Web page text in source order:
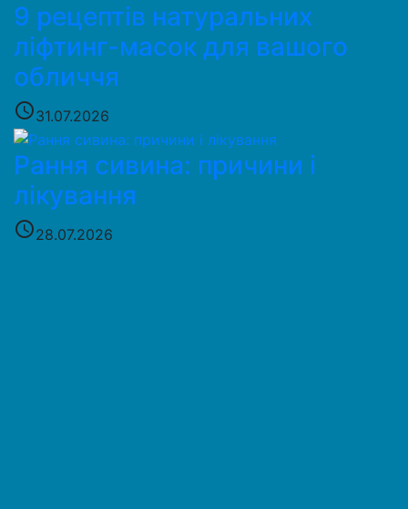
9 рецептів натуральних
ліфтинг-масок для вашого
обличчя
access_time31.07.2026
Рання сивина: причини і
лікування
access_time28.07.2026